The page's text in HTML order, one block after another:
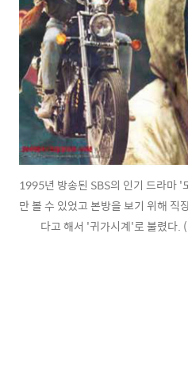
1995년 방송된 SBS의 인기 드라마 '
만 볼 수 있었고 본방을 보기 위해 직
다고 해서 '귀가시계'로 불렸다.